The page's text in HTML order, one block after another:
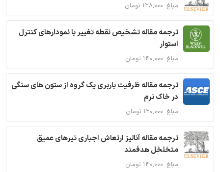
مبلغ: ۱۲۸,۰۰۰ تومان
ترجمه مقاله تشخیص نقطه تغییر با نمودارهای کنترل
استوار
مبلغ: ۱۴۰,۰۰۰ تومان
ترجمه مقاله ظرفیت باربری یک گروه از ستون های سنگی
در خاک نرم
مبلغ: ۱۲۰,۰۰۰ تومان
ترجمه مقاله آنالیز ارتعاش اجباری تیرهای عمیق
متخلخل هدفمند
مبلغ: ۱۴۰,۰۰۰ تومان